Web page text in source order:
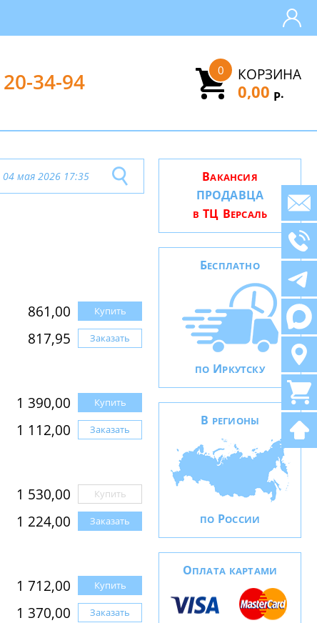
20-34-94 КОРЗИНА
0
0,00 Р.
04 мая 2026 17:35
861,00 Купить
817,95 Заказать
1 390,00 Купить
1 112,00 Заказать
1 530,00 Купить
1 224,00 Заказать
1 712,00 Купить
1 370,00 Заказать
ВАКАНСИЯ
ПРОДАВЦА
В ТЦ ВЕРСАЛЬ
БЕСПЛАТНО
ПО ИРКУТСКУ
В РЕГИОНЫ
ПО РОССИИ
ОПЛАТА КАРТАМИ